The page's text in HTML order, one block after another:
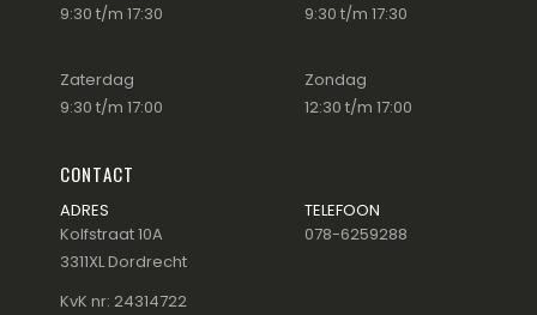
9:30 t/m 17:30
9:30 t/m 17:30
Zaterdag
9:30 t/m 17:00
Zondag
12:30 t/m 17:00
CONTACT
ADRES
Kolfstraat 10A
3311XL Dordrecht
KvK nr: 24314722
TELEFOON
078-6259288